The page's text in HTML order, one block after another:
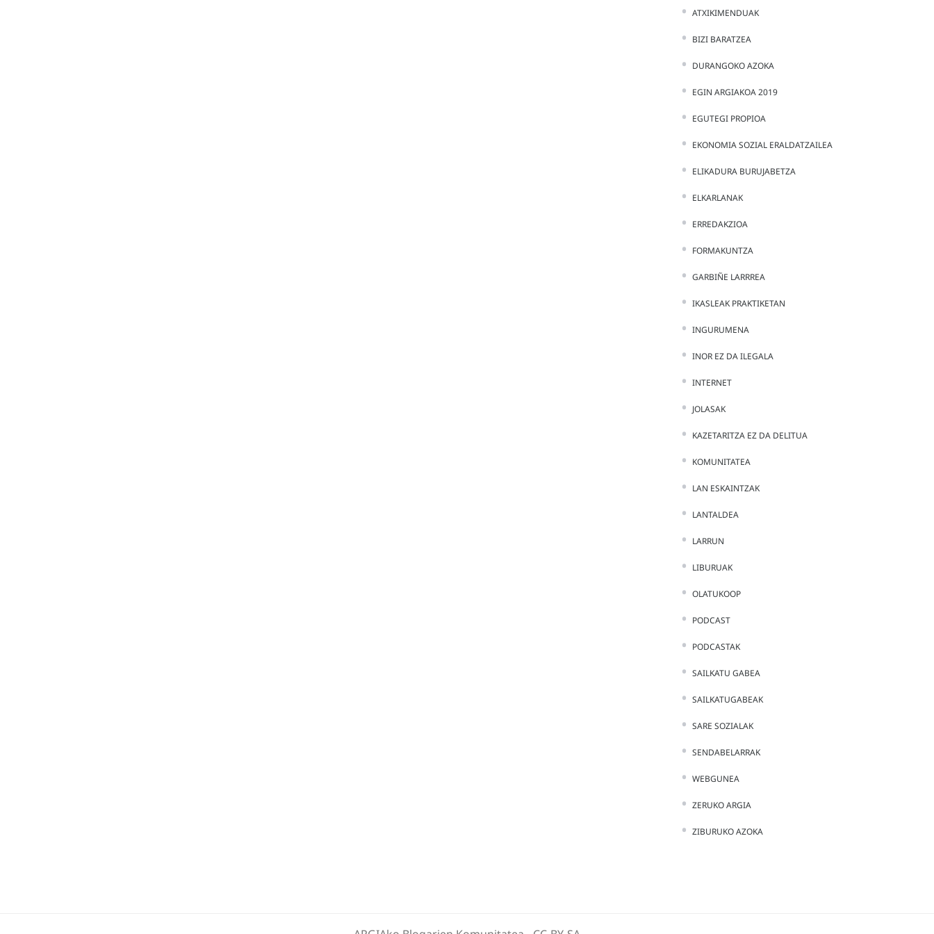
ATXIKIMENDUAK
BIZI BARATZEA
DURANGOKO AZOKA
EGIN ARGIAKOA 2019
EGUTEGI PROPIOA
EKONOMIA SOZIAL ERALDATZAILEA
ELIKADURA BURUJABETZA
ELKARLANAK
ERREDAKZIOA
FORMAKUNTZA
GARBIÑE LARRREA
IKASLEAK PRAKTIKETAN
INGURUMENA
INOR EZ DA ILEGALA
INTERNET
JOLASAK
KAZETARITZA EZ DA DELITUA
KOMUNITATEA
LAN ESKAINTZAK
LANTALDEA
LARRUN
LIBURUAK
OLATUKOOP
PODCAST
PODCASTAK
SAILKATU GABEA
SAILKATUGABEAK
SARE SOZIALAK
SENDABELARRAK
WEBGUNEA
ZERUKO ARGIA
ZIBURUKO AZOKA